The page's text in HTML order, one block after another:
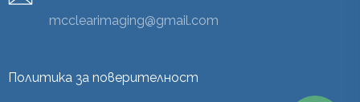
mcclearimaging@gmail.com
Политика за поверителност